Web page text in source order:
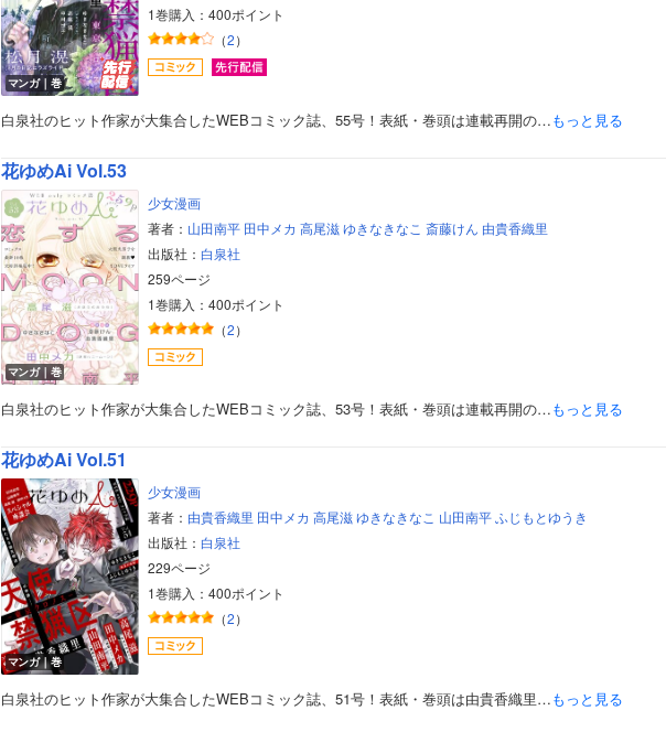
マンガ｜巻
1巻購入：400ポイント
（2）
白泉社のヒット作家が大集合したWEBコミック誌、55号！表紙・巻頭は連載再開の…もっと見る
花ゆめAi Vol.53
マンガ｜巻
少女漫画
著者： 山田南平 田中メカ 高尾滋 ゆきなきなこ 斎藤けん 由貴香織里
出版社： 白泉社
259ページ
1巻購入：400ポイント
（2）
白泉社のヒット作家が大集合したWEBコミック誌、53号！表紙・巻頭は連載再開の…もっと見る
花ゆめAi Vol.51
マンガ｜巻
少女漫画
著者： 由貴香織里 田中メカ 高尾滋 ゆきなきなこ 山田南平 ふじもとゆうき
出版社： 白泉社
229ページ
1巻購入：400ポイント
（2）
白泉社のヒット作家が大集合したWEBコミック誌、51号！表紙・巻頭は由貴香織里…もっと見る